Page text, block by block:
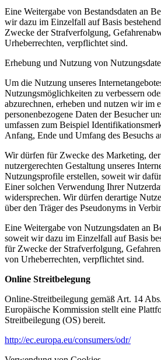
Eine Weitergabe von Bestandsdaten an
wir dazu im Einzelfall auf Basis
Zwecke der Strafverfolgung,
Urheberrechten, verpflichtet sind.
Erhebung und Nutzung von
Um die Nutzung unseres
Nutzungsmöglichkeiten zu verbessern
abzurechnen, erheben und nutzen wir im
personenbezogene Daten der Besucher
umfassen zum Beispiel
Anfang, Ende und Umfang des Besuchs
Wir dürfen für Zwecke des Marketing,
nutzergerechten Gestaltung unseres
Nutzungsprofile erstellen, soweit wir
Einer solchen Verwendung Ihrer
widersprechen. Wir dürfen derartige
über den Träger des Pseudonyms in
Eine Weitergabe von Nutzungsdaten an
soweit wir dazu im Einzelfall auf Basis
für Zwecke der Strafverfolgung,
von Urheberrechten, verpflichtet sind.
Online Streitbelegung
Online-Streitbeilegung gemäß Art. 14
Europäische Kommission stellt eine
Streitbeilegung (OS) bereit.
http://ec.europa.eu/consumers/odr/